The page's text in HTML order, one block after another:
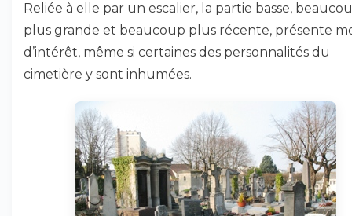
Reliée à elle par un escalier, la partie basse,
plus grande et beaucoup plus récente, présente
d’intérêt, même si certaines des personnalités du
cimetière y sont inhumées.